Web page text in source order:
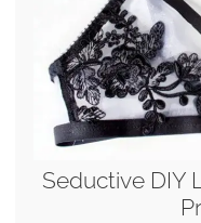
Seductive DIY